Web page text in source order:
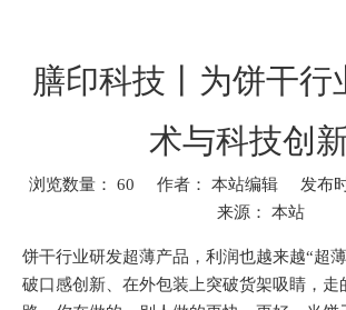
膳印科技丨为饼干行
术与科技创
浏览数量： 60 作者： 本站编辑 发布时
来源： 本站
饼干行业研发超薄产品，利润也越来越“超
破口感创新、在外包装上突破货架吸睛，走